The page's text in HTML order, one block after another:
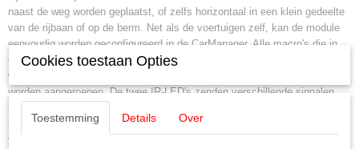
naast de weg worden geplaatst, of zelfs horizontaal in een klein gedeelte
van de rijbaan of op de berm. Net als de voertuigen zelf, kan de module
eenvoudig worden geconfigureerd in de CarManager. Alle macro's die in
de voertuigen zijn opgeslagen, zijn toegankelijk via de module, zelfs die
welke om technische redenen niet via magnetische sequenties kunnen
worden aangeroepen. De twee IR-LED's zenden verschillende signalen
toepassingen is nauwkeurig stoppen bij een verkeerslicht of een
vergelijkbare locatie. De eerste IR-LED wordt op korte afstand voor het
Cookies toestaan Opties
Toestemming Details Over